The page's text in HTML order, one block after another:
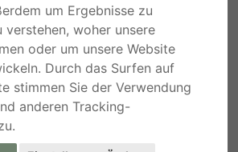
um Ergebnisse zu
verstehen, woher unsere
oder um unsere Website
Durch das Surfen auf
stimmen Sie der Verwendung
anderen Tracking-